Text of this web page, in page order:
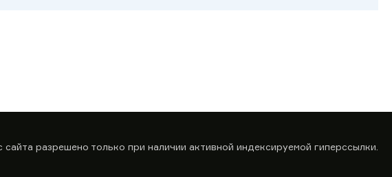
разрешено только при наличии активной индексируемой гиперссылки.